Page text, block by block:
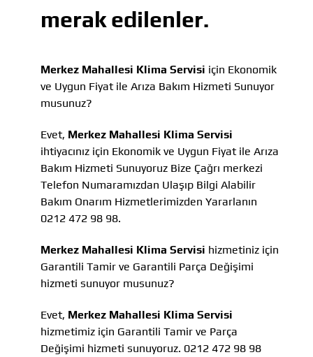
merak edilenler.
Merkez Mahallesi Klima Servisi için Ekonomik
ve Uygun Fiyat ile Arıza Bakım Hizmeti Sunuyor
musunuz?
Evet, Merkez Mahallesi Klima Servisi
ihtiyacınız için Ekonomik ve Uygun Fiyat ile Arıza
Bakım Hizmeti Sunuyoruz Bize Çağrı merkezi
Telefon Numaramızdan Ulaşıp Bilgi Alabilir
Bakım Onarım Hizmetlerimizden Yararlanın
0212 472 98 98.
Merkez Mahallesi Klima Servisi hizmetiniz için
Garantili Tamir ve Garantili Parça Değişimi
hizmeti sunuyor musunuz?
Evet, Merkez Mahallesi Klima Servisi
hizmetimiz için Garantili Tamir ve Parça
Değişimi hizmeti sunuyoruz. 0212 472 98 98